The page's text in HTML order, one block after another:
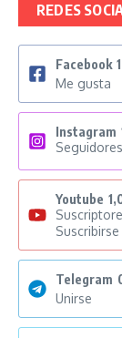
REDES
Facebook
Me gusta
Instagram
Seguidores
Youtube
Suscribirse
Telegram
Unirse